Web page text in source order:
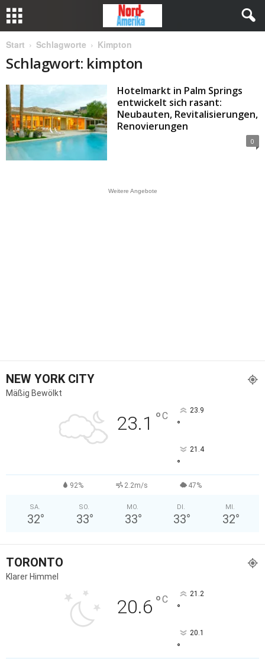
Start Schlagworte Kimpton
Schlagwort: kimpton
Hotelmarkt in Palm Springs
entwickelt sich rasant:
Neubauten, Revitalisierungen,
Renovierungen
0
Weitere Angebote
NEW YORK CITY
Mäßig Bewölkt
23.1 °C 23.9
°
21.4
°
92% 2.2m/s 47%
SA.
32°
SO.
33°
MO.
33°
DI.
33°
MI.
32°
TORONTO
Klarer Himmel
20.6 °C 21.2
°
20.1
°